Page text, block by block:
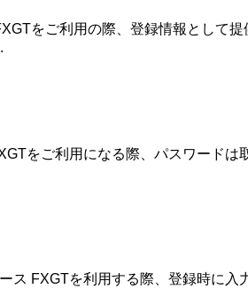
をご利用の際、登録情報として
をご利用になる際、パスワード
ス FXGTを利用する際、登録時に